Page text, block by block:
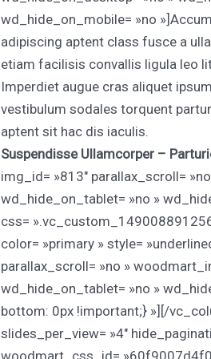
wd_hide_on_mobile= »no
adipiscing aptent class fusce a
etiam facilisis convallis ligula leo
Imperdiet augue cras aliquet
vestibulum sodales torquent
aptent sit hac dis iaculis.
Suspendisse Ullamcorper –